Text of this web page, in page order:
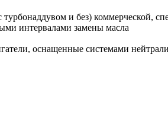
и без) коммерческой,
интервалами замены масла
оснащенные системами